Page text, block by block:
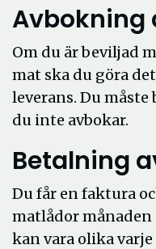
Avbokning
Om du är beviljad
mat ska du göra
leverans. Du
du inte avbokar.
Betalning
Du får en faktura
matlådor månaden
kan vara olika